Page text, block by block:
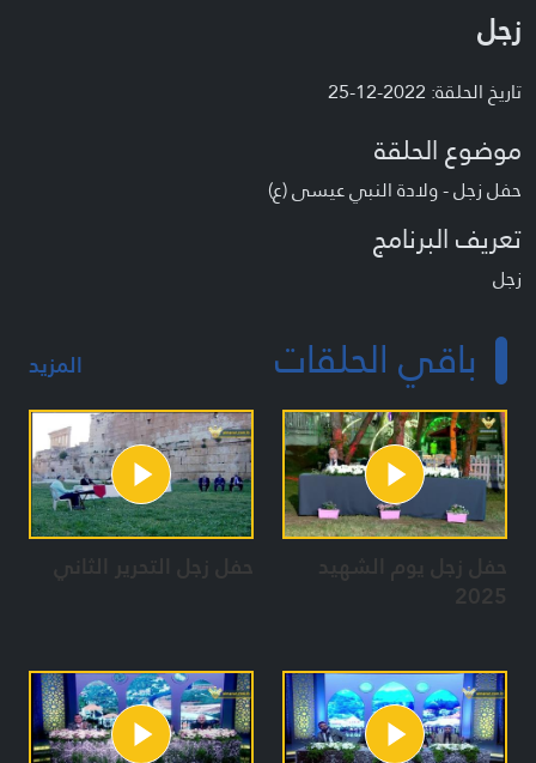
زجل
تاريخ الحلقة: 2022-12-25
موضوع الحلقة
حفل زجل - ولادة النبي عيسى (ع)
تعريف البرنامج
زجل
باقي الحلقات المزيد
حفل زجل يوم الشهيد
2025
حفل زجل التحرير الثاني